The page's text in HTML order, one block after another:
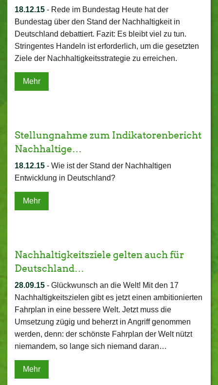
18.12.15 - Rede im Bundestag Heute hat der
Bundestag über den Stand der Nachhaltigkeit in
Deutschland debattiert. Fazit: Es bleibt viel zu tun.
Stringentes Handeln ist erforderlich, um die gesetzten
Ziele der Nachhaltigkeitsstrategie zu erreichen.
Mehr
Stellungnahme zum Indikatorenbericht
Nachhaltige…
18.12.15 - Wie ist der Stand der Nachhaltigen
Entwicklung in Deutschland?
Mehr
Nachhaltigkeitsziele gelten auch für
Deutschland…
28.09.15 - Glückwunsch an die Welt! Mit den 17
Nachhaltigkeitszielen gibt es jetzt einen ambitionierten
Fahrplan in eine bessere Welt. Jetzt muss die
Umsetzung zügig und beherzt in Angriff genommen
werden, denn: der schönste Fahrplan der Welt nützt
niemandem, so lange sich niemand daran…
Mehr